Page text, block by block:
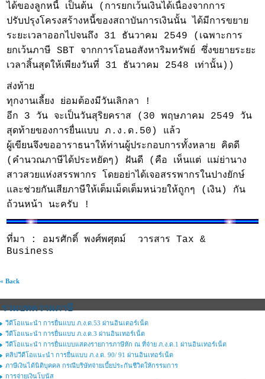
ได้ของลูกหนี้ เป็นต้น (การยกเว้นเงินได้เนื่องจากการ
ปรับปรุงโครงสร้างหนี้ของสถาบันการเงินนั้น ได้มีการขยาย
ระยะเวลาออกไปจนถึง 31 ธันวาคม 2549 (เฉพาะการ
ยกเว้นภาษี SBT จากการโอนอสังหาริมทรัพย์ ซึ่งขยายระยะ
เวลาสิ้นสุดให้เพียงวันที่ 31 ธันวาคม 2548 เท่านั้น))
ส่งท้าย
ทุกงานเลี้ยง ย่อมต้องมีวันเลิกลา !
อีก 3 วัน จะเป็นวันสุริยคราส (30 พฤษภาคม 2549 วัน
สุดท้ายของการยื่นแบบ ภ.ง.ด.50) แล้ว
ผู้เขียนจึงขออาราธนาให้ท่านผู้ประกอบการทั้งหลาย คิดดี
(คำนวณภาษีได้ประหยัดๆ) ฝันดี (คือ เห็นแต่ แม่ย่านาง
สาวสวยแห่งสรรพากร โดยอย่าได้เจอสรรพากรในปางยักษ์
และช่วยกันเสียภาษีให้เต็มเม็ดเต็มหน่วยให้ถูกๆ (เงิน) กัน
ถ้วนหน้า นะครับ !
ที่มา : อมรศักดิ์ พงศ์พศุตม์ วารสาร Tax &
Business
« Back
รวมบทความภาษี
วีดีโอแนะนำ การยื่นแบบ ภ.ง.ด.53 ผ่านอินเตอร์เน็ต
วีดีโอแนะนำ การยื่นแบบ ภ.ง.ด.3 ผ่านอินเทอร์เน็ต
วีดีโอแนะนำ การยื่นแบบแสดงรายการภาษีหัก ณ ที่จ่าย ภ.ง.ด.1 ผ่านอินเทอร์เน็ต
คลิปวีดีโอแนะนำ การยื่นแบบ ภ.ง.ด. 90/ 91 ผ่านอินเทอร์เน็ต
ภาษีเงินได้นิติบุคคล กรณีบริษัทจ่ายเบี้ยประกันชีวิตให้กรรมการ
การจ่ายเงินโบนัส